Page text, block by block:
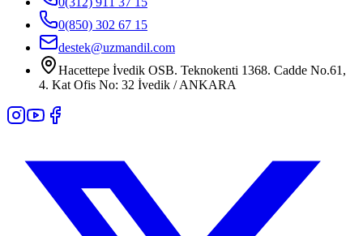
0(850) 302 67 15
destek@uzmandil.com
Hacettepe İvedik OSB. Teknokenti 1368. Cadde No.61,
4. Kat Ofis No: 32 İvedik / ANKARA